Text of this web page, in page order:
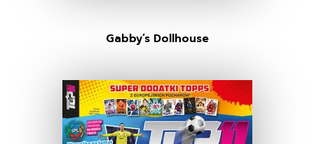
Gabby’s Dollhouse